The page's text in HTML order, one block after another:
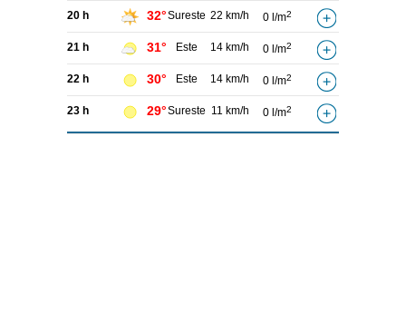
20 h 32°Sureste 22 km/h 0 l/m2
21 h 31° Este 14 km/h 0 l/m2
22 h 30° Este 14 km/h 0 l/m2
23 h 29°Sureste 11 km/h 0 l/m2